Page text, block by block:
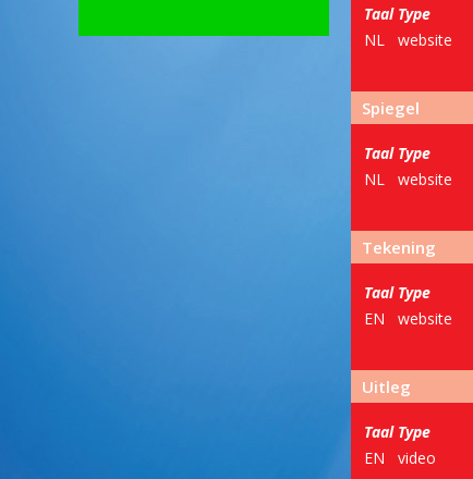
Taal Type
NL
website
Spiegel
Taal Type
NL
website
Tekening
Taal Type
EN
website
Uitleg
Taal Type
EN
video